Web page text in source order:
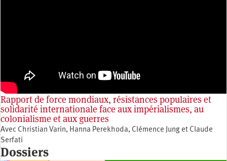
Rapport de force mondiaux, résistances populaires et
solidarité internationale face aux impérialismes, au
colonialisme et aux guerres
Avec Christian Varin, Hanna Perekhoda, Clémence Jung et Claude
Serfati
Dossiers